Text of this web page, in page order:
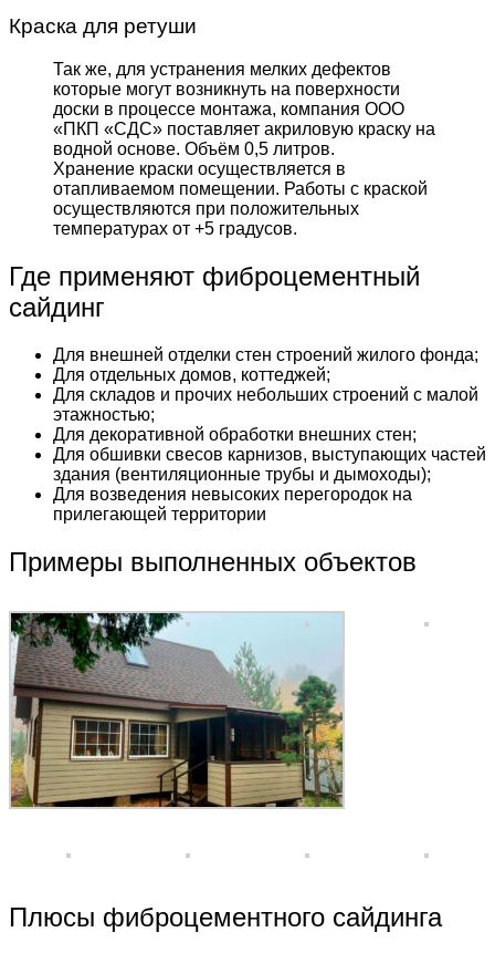
Краска для ретуши
Так же, для устранения мелких дефектов
которые могут возникнуть на поверхности
доски в процессе монтажа, компания ООО
«ПКП «СДС» поставляет акриловую краску на
водной основе. Объём 0,5 литров.
Хранение краски осуществляется в
отапливаемом помещении. Работы с краской
осуществляются при положительных
температурах от +5 градусов.
Где применяют фиброцементный
сайдинг
Для внешней отделки стен строений жилого фонда;
Для отдельных домов, коттеджей;
Для складов и прочих небольших строений с малой
этажностью;
Для декоративной обработки внешних стен;
Для обшивки свесов карнизов, выступающих частей
здания (вентиляционные трубы и дымоходы);
Для возведения невысоких перегородок на
прилегающей территории
Примеры выполненных объектов
Плюсы фиброцементного сайдинга